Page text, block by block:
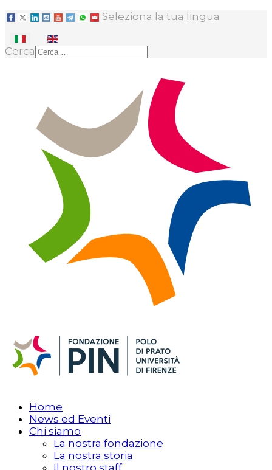
Seleziona la tua lingua
Cerca
Home
News ed Eventi
Chi siamo
La nostra fondazione
La nostra storia
Il nostro staff